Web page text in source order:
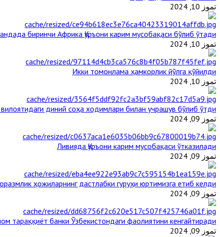
تموز 10, 2024
биринчи Aфрика Қуръони карим мусобақаси бўлиб ўтади
تموز 10, 2024
Икки томонлама ҳамкорлик йўлга қўйилди
تموز 10, 2024
диний соҳа ходимлари билан учрашув бўлиб ўтди
تموز 09, 2024
Ливияда Қуръони карим мусобақаси ўтказилади
تموز 09, 2024
ҳожиларнинг дастлабки гуруҳи юртимизга етиб келди
تموز 09, 2024
тараққиёт банки Ўзбекистондаги фаолиятини кенгайтиради
تموز 09, 2024